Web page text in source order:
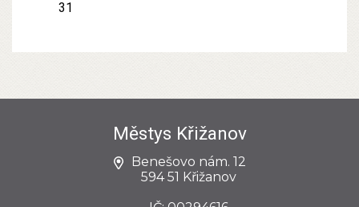
31
Městys Křižanov
Benešovo nám. 12
594 51 Křižanov